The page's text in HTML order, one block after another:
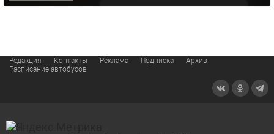
Редакция Контакты Реклама Подписка
Архив
Расписание автобусов